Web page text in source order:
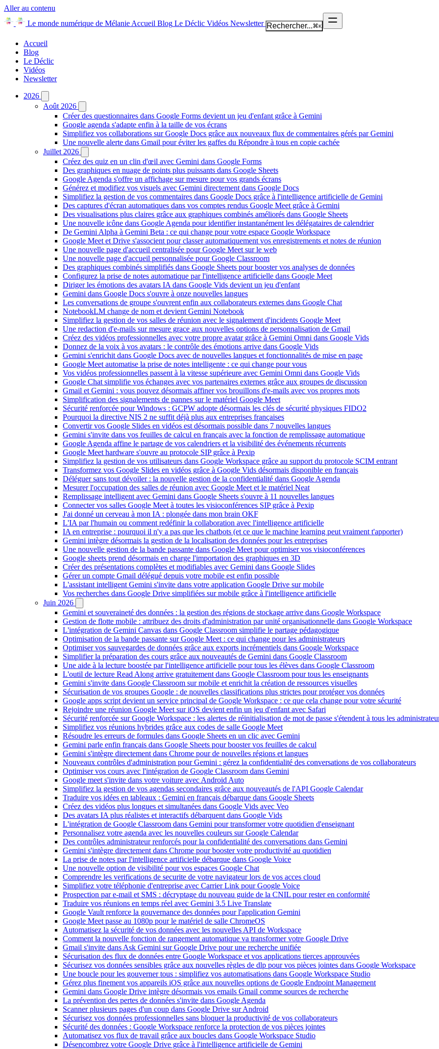
Aller au contenu
Le monde numérique de Mélanie Accueil Blog Le Déclic Vidéos Newsletter Rechercher...⌘K
Accueil
Blog
Le Déclic
Vidéos
Newsletter
2026
Août 2026
Créer des questionnaires dans Google Forms devient un jeu d'enfant grâce à Gemini
Google agenda s'adapte enfin à la taille de vos écrans
Simplifiez vos collaborations sur Google Docs grâce aux nouveaux flux de commentaires gérés par Gemini
Une nouvelle alerte dans Gmail pour éviter les gaffes du Répondre à tous en copie cachée
Juillet 2026
Créez des quiz en un clin d'œil avec Gemini dans Google Forms
Des graphiques en nuage de points plus puissants dans Google Sheets
Google Agenda s'offre un affichage sur mesure pour vos grands écrans
Générez et modifiez vos visuels avec Gemini directement dans Google Docs
Simplifiez la gestion de vos commentaires dans Google Docs grâce à l'intelligence artificielle de Gemini
Des captures d'écran automatiques dans vos comptes rendus Google Meet grâce à Gemini
Des visualisations plus claires grâce aux graphiques combinés améliorés dans Google Sheets
Une nouvelle icône dans Google Agenda pour identifier instantanément les délégataires de calendrier
De Gemini Alpha à Gemini Beta : ce qui change pour votre espace Google Workspace
Google Meet et Drive s'associent pour classer automatiquement vos enregistrements et notes de réunion
Une nouvelle page d'accueil centralisée pour Google Meet sur le web
Une nouvelle page d'accueil personnalisée pour Google Classroom
Des graphiques combinés simplifiés dans Google Sheets pour booster vos analyses de données
Configurez la prise de notes automatique par l'intelligence artificielle dans Google Meet
Diriger les émotions des avatars IA dans Google Vids devient un jeu d'enfant
Gemini dans Google Docs s'ouvre à onze nouvelles langues
Les conversations de groupe s'ouvrent enfin aux collaborateurs externes dans Google Chat
NotebookLM change de nom et devient Gemini Notebook
Simplifiez la gestion de vos salles de réunion avec le signalement d'incidents Google Meet
Une redaction d'e-mails sur mesure grace aux nouvelles options de personnalisation de Gmail
Créez des vidéos professionnelles avec votre propre avatar grâce à Gemini Omni dans Google Vids
Donnez de la voix à vos avatars : le contrôle des émotions arrive dans Google Vids
Gemini s'enrichit dans Google Docs avec de nouvelles langues et fonctionnalités de mise en page
Google Meet automatise la prise de notes intelligente : ce qui change pour vous
Vos vidéos professionnelles passent à la vitesse supérieure avec Gemini Omni dans Google Vids
Google Chat simplifie vos échanges avec vos partenaires externes grâce aux groupes de discussion
Gmail et Gemini : vous pouvez désormais affiner vos brouillons d'e-mails avec vos propres mots
Simplification des signalements de pannes sur le matériel Google Meet
Sécurité renforcée pour Windows : GCPW adopte désormais les clés de sécurité physiques FIDO2
Pourquoi la directive NIS 2 ne suffit déjà plus aux entreprises françaises
Convertir vos Google Slides en vidéos est désormais possible dans 7 nouvelles langues
Gemini s'invite dans vos feuilles de calcul en français avec la fonction de remplissage automatique
Google Agenda affine le partage de vos calendriers et la visibilité des événements récurrents
Google Meet hardware s'ouvre au protocole SIP grâce à Pexip
Simplifiez la gestion de vos utilisateurs dans Google Workspace grâce au support du protocole SCIM entrant
Transformez vos Google Slides en vidéos grâce à Google Vids désormais disponible en français
Déléguer sans tout dévoiler : la nouvelle gestion de la confidentialité dans Google Agenda
Mesurer l'occupation des salles de réunion avec Google Meet et le matériel Neat
Remplissage intelligent avec Gemini dans Google Sheets s'ouvre à 11 nouvelles langues
Connecter vos salles Google Meet à toutes les visioconférences SIP grâce à Pexip
J'ai donné un cerveau à mon IA : plongée dans mon brain OKF
L'IA par l'humain ou comment redéfinir la collaboration avec l'intelligence artificielle
IA en entreprise : pourquoi il n'y a pas que les chatbots (et ce que le machine learning peut vraiment t'apporter)
Gemini intègre désormais la gestion de la localisation des données pour les entreprises
Une nouvelle gestion de la bande passante dans Google Meet pour optimiser vos visioconférences
Google sheets prend désormais en charge l'importation des graphiques en 3D
Créer des présentations complètes et modifiables avec Gemini dans Google Slides
Gérer un compte Gmail délégué depuis votre mobile est enfin possible
L'assistant intelligent Gemini s'invite dans votre application Google Drive sur mobile
Vos recherches dans Google Drive simplifiées sur mobile grâce à l'intelligence artificielle
Juin 2026
Gemini et souveraineté des données : la gestion des régions de stockage arrive dans Google Workspace
Gestion de flotte mobile : attribuez des droits d'administration par unité organisationnelle dans Google Workspace
L'intégration de Gemini Canvas dans Google Classroom simplifie le partage pédagogique
Optimisation de la bande passante sur Google Meet : ce qui change pour les administrateurs
Optimiser vos sauvegardes de données grâce aux exports incrémentiels dans Google Workspace
Simplifier la préparation des cours grâce aux nouveautés de Gemini dans Google Classroom
Une aide à la lecture boostée par l'intelligence artificielle pour tous les élèves dans Google Classroom
L'outil de lecture Read Along arrive gratuitement dans Google Classroom pour tous les enseignants
Gemini s'invite dans Google Classroom sur mobile et enrichit la création de ressources visuelles
Sécurisation de vos groupes Google : de nouvelles classifications plus strictes pour protéger vos données
Google apps script devient un service principal de Google Workspace : ce que cela change pour votre sécurité
Rejoindre une réunion Google Meet sur iOS devient enfin un jeu d'enfant avec Safari
Sécurité renforcée sur Google Workspace : les alertes de réinitialisation de mot de passe s'étendent à tous les
Simplifiez vos réunions hybrides grâce aux codes de salle Google Meet
Résoudre les erreurs de formules dans Google Sheets en un clic avec Gemini
Gemini parle enfin français dans Google Sheets pour booster vos feuilles de calcul
Gemini s'intègre directement dans Chrome pour de nouvelles régions et langues
Nouveaux contrôles d'administration pour Gemini : gérez la confidentialité des conversations de vos collaborateurs
Optimiser vos cours avec l'intégration de Google Classroom dans Gemini
Google meet s'invite dans votre voiture avec Android Auto
Simplifiez la gestion de vos agendas secondaires grâce aux nouveautés de l'API Google Calendar
Traduire vos idées en tableaux : Gemini en français débarque dans Google Sheets
Créez des vidéos plus longues et simultanées dans Google Vids avec Veo
Des avatars IA plus réalistes et interactifs débarquent dans Google Vids
L'intégration de Google Classroom dans Gemini pour transformer votre quotidien d'enseignant
Personnalisez votre agenda avec les nouvelles couleurs sur Google Calendar
Des contrôles administrateur renforcés pour la confidentialité des conversations dans Gemini
Gemini s'intègre directement dans Chrome pour booster votre productivité au quotidien
La prise de notes par l'intelligence artificielle débarque dans Google Voice
Une nouvelle option de visibilité pour vos espaces Google Chat
Comprendre les verifications de securite de votre navigateur lors de vos acces cloud
Simplifiez votre téléphonie d'entreprise avec Carrier Link pour Google Voice
Prospection par e-mail et SMS : décryptage du nouveau guide de la CNIL pour rester en conformité
Traduire vos réunions en temps réel avec Gemini 3.5 Live Translate
Google Vault renforce la gouvernance des données pour l'application Gemini
Google Meet passe au 1080p pour le matériel de salle ChromeOS
Automatisez la sécurité de vos données avec les nouvelles API de Workspace
Comment la nouvelle fonction de rangement automatique va transformer votre Google Drive
Gmail s'invite dans Ask Gemini sur Google Drive pour une recherche unifiée
Sécurisation des flux de données entre Google Workspace et vos applications tierces approuvées
Sécurisez vos données sensibles grâce aux nouvelles règles de dlp pour vos pièces jointes dans Google Workspace
Une boucle pour les gouverner tous : simplifiez vos automatisations dans Google Workspace Studio
Gérez plus finement vos appareils iOS grâce aux nouvelles options de Google Endpoint Management
Gemini dans Google Drive intègre désormais vos emails Gmail comme sources de recherche
La prévention des pertes de données s'invite dans Google Agenda
Scanner plusieurs pages d'un coup dans Google Drive sur Android
Sécurisez vos données professionnelles sans bloquer la productivité de vos collaborateurs
Sécurité des données : Google Workspace renforce la protection de vos pièces jointes
Automatisez vos flux de travail grâce aux boucles dans Google Workspace Studio
Désencombrez votre Google Drive grâce à l'intelligence artificielle de Gemini